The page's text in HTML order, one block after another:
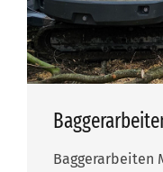
Baggerarbeiten